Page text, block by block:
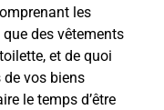
les
des vêtements
et de quoi
de vos biens
le temps d’être